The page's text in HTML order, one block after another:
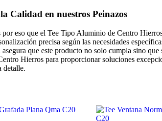
Calidad en nuestros Peinazos
eso que el Tee Tipo Aluminio de Centro
precisa según las necesidades
que este producto no solo cumpla sino que
Hierros para proporcionar soluciones
detalle.